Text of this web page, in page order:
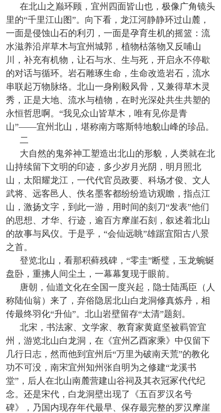
在北山之巅环顾，宜州四面皆山也，极像广角镜头
里的“千里江山图”。向下看，龙江河静静环过山麓，
一面是侵蚀山石的利刃，一面是孕育生机的摇篮：流
水滋养沿岸草木与宜州城郭，植物枯落物又反哺山
川，补充有机物，让石与水、生与死，开启永不停歇
的对话与循环。岩石雕琢生命，生命改造岩石，流水
串联起万物脉络。北山一身刚毅风骨，又兼得草木灵
秀，正是大地、流水与植物，在时光深处共生共塑的
永恒哲思啊。“我见众山皆草木，唯有见你是青
山”——宜州北山，堪称南方喀斯特地貌山峰的珍品。
二
大自然的鬼斧神工塑造出北山的形貌，人类就在北
山持续留下文明的印迹，多少岁月光阴，明月照北
山，太阳耀龙江，一代代官员政要、科场才俊、文人
武将、远客邑人、佚名墨客都纷纷造访观瞻，指点江
山，激扬文字，到此一游，用时间的刻刀“发表”他们
的思想、才华、行迹，逾百方摩崖石刻，叙述着北山
的故事与风仪。于是乎，“会仙远眺”雄踞宜阳古八景
之首。
登览北山，看那积藓残碑，“零圭”断璧，玉龙蜿蜒
盘卧，重拂人间尘土，一幕幕复现于眼前。
唐朝，仙道文化在全国一度兴起，隐士陆禹臣（人
称陆仙翁）来了，弃俗隐居北山白龙洞修真炼丹，相
传最终羽化“升仙”。北山岩壁留存“太清”题刻。
北宋，书法家、文学家、教育家黄庭坚被羁管宜
州，游览北山白龙洞，在《宜州乙酉家乘》中仅留下
几行日志，然而他到宜州后“万里为破南天荒”的教化
功不可没，南宋宜州知州张自明为之修建“龙溪书
堂”，后人在北山南麓营建山谷祠及其衣冠冢代代纪
念。还是宋代，白龙洞壁出现了《五百罗汉名号
碑》，乃国内现存年代最早、保存最完整的罗汉摩崖